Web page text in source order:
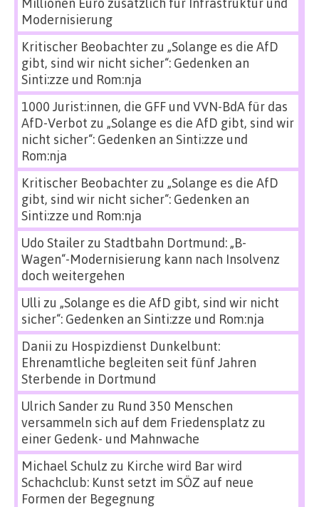
Modernisierung
Kritischer Beobachterzu „Solange es die AfD
gibt, sind wir nicht sicher“: Gedenken an
Sinti:zze und Rom:nja
1000 Jurist:innen, die GFF und VVN-BdA für das
AfD-Verbot zu „Solange es die AfD gibt, sind wir
nicht sicher“: Gedenken an Sinti:zze und
Rom:nja
Kritischer Beobachterzu „Solange es die AfD
gibt, sind wir nicht sicher“: Gedenken an
Sinti:zze und Rom:nja
Udo Stailerzu Stadtbahn Dortmund: „B-
Wagen“-Modernisierung kann nach Insolvenz
doch weitergehen
Ulli zu „Solange es die AfD gibt, sind wir nicht
sicher“: Gedenken an Sinti:zze und Rom:nja
Danii zu Hospizdienst Dunkelbunt:
Ehrenamtliche begleiten seit fünf Jahren
Sterbende in Dortmund
Ulrich Sanderzu Rund 350 Menschen
versammeln sich auf dem Friedensplatz zu
einer Gedenk- und Mahnwache
Michael Schulz zu Kirche wird Bar wird
Schachclub: Kunst setzt im SÖZ auf neue
Formen der Begegnung